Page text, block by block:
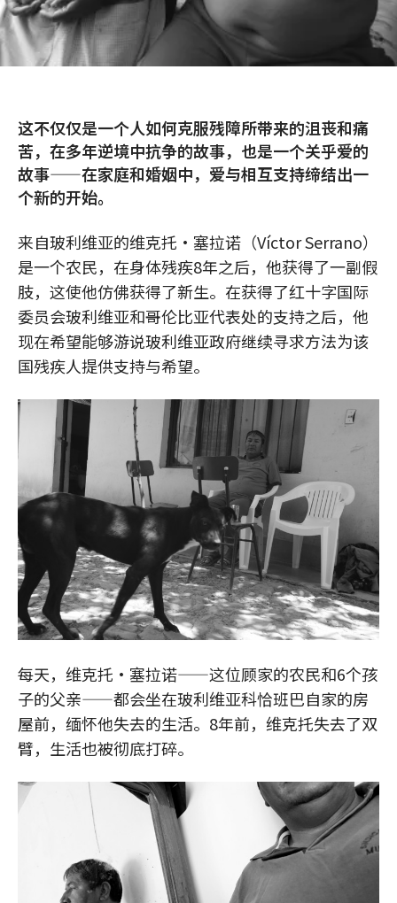
这不仅仅是一个人如何克服残障所带来的沮丧和痛
苦，在多年逆境中抗争的故事，也是一个关乎爱的
故事——在家庭和婚姻中，爱与相互支持缔结出一
个新的开始。
来自玻利维亚的维克托·塞拉诺（Víctor Serrano）
是一个农民，在身体残疾8年之后，他获得了一副假
肢，这使他仿佛获得了新生。在获得了红十字国际
委员会玻利维亚和哥伦比亚代表处的支持之后，他
现在希望能够游说玻利维亚政府继续寻求方法为该
国残疾人提供支持与希望。
每天，维克托·塞拉诺——这位顾家的农民和6个孩
子的父亲——都会坐在玻利维亚科恰班巴自家的房
屋前，缅怀他失去的生活。8年前，维克托失去了双
臂，生活也被彻底打碎。